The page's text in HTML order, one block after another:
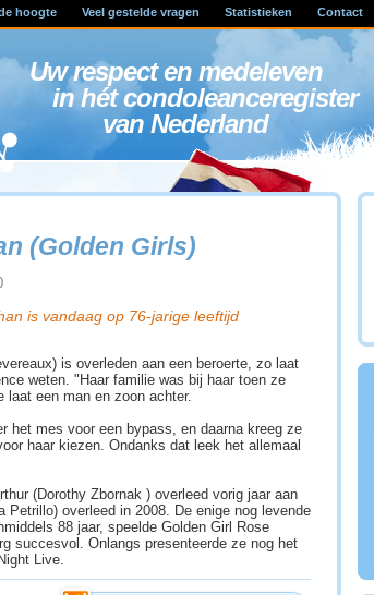
hoogte Veel gestelde vragen Statistieken Contact
Uw respect en medeleven
in hét condoleanceregister
van Nederland
(Golden Girls)
is vandaag op 76-jarige leeftijd
is overleden aan een beroerte, zo laat
weten. "Haar familie was bij haar toen ze
een man en zoon achter.
het mes voor een bypass, en daarna kreeg ze
haar kiezen. Ondanks dat leek het allemaal
(Dorothy Zbornak ) overleed vorig jaar aan
Petrillo) overleed in 2008. De enige nog levende
88 jaar, speelde Golden Girl Rose
succesvol. Onlangs presenteerde ze nog het
Live.